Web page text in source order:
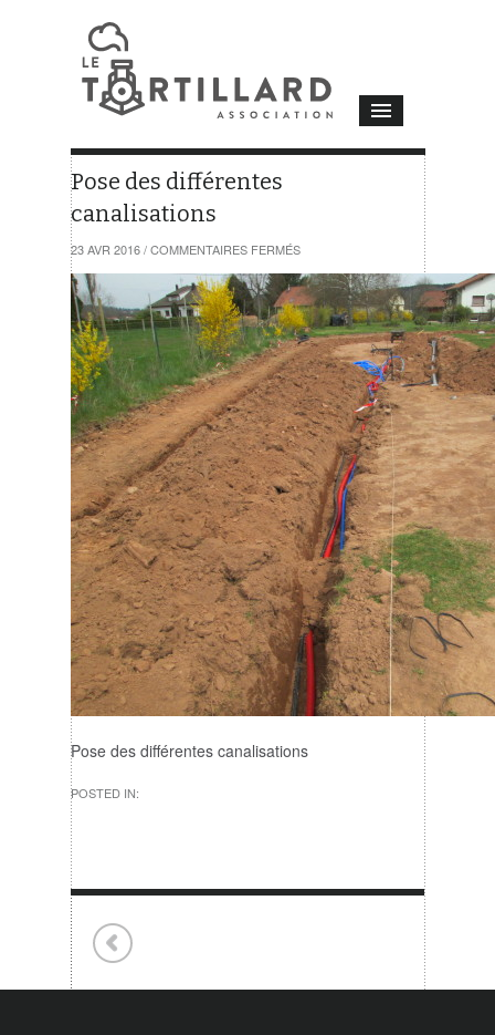
Pose des différentes
canalisations
23 AVR 2016 / COMMENTAIRES FERMÉSSUR
DES
DIFFÉRENTES
CANALISATIONS
Pose des différentes canalisations
POSTED IN: